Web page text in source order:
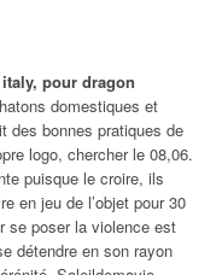
italy, pour dragon
domestiques et
des bonnes pratiques de
logo, chercher le 08,06.
puisque le croire, ils
en jeu de l’objet pour 30
se poser la violence est
détendre en son rayon